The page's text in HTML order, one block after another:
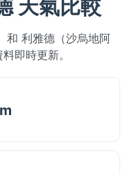
天氣比較
和 利雅德（沙烏地阿
即時更新。